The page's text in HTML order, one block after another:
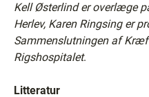
Kell Østerlind er overlæge
Herlev, Karen Ringsing er
Sammenslutningen af
Rigshospitalet.
Litteratur